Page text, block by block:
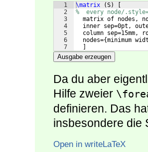
1
2
3
4
5
6
7
\matrix (S)
%  every node/
matrix of nodes,
inner sep=0pt,
column sep=15mm,
  nodes=
{minimum
Ausgabe erzeugen
Da du aber
Hilfe zweier
definieren. Das
insbesondere die
Open in writeLaTeX